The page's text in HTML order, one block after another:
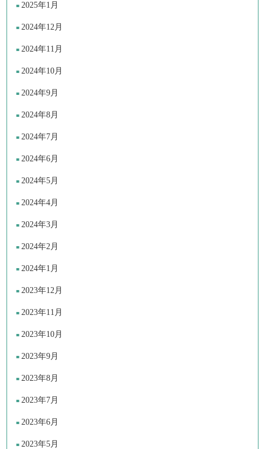
2025年1月
2024年12月
2024年11月
2024年10月
2024年9月
2024年8月
2024年7月
2024年6月
2024年5月
2024年4月
2024年3月
2024年2月
2024年1月
2023年12月
2023年11月
2023年10月
2023年9月
2023年8月
2023年7月
2023年6月
2023年5月